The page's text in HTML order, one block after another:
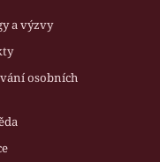
a výzvy
osobních